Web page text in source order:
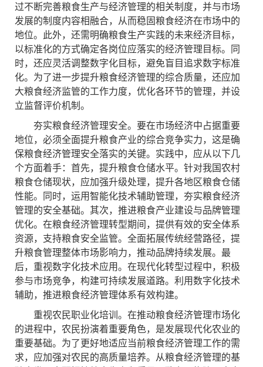
过不断完善粮食生产与经济管理的相关制度，并与市场
发展的制度内容相融合，从而稳固粮食经济在市场中的
地位。此外，还需明确粮食生产实践的未来经济目标，
以标准化的方式确定各岗位应落实的经济管理目标。同
时，还应灵活调整数字化目标，避免盲目追求数字标准
化。为了进一步提升粮食经济管理的综合质量，还应加
大粮食经济监管的工作力度，优化各环节的管理，并设
立监督评价机制。
夯实粮食经济管理安全。要在市场经济中占据重要
地位，必须全面提升粮食产业的综合竞争实力，这是确
保粮食经济管理安全落实的关键。实践中，应从以下几
个方面着手：首先，提升粮食仓储水平。针对我国农村
粮食仓储现状，应加强升级处理，提升各地区粮食仓储
性能。同时，运用智能化技术辅助管理，夯实粮食经济
管理的安全基础。其次，推进粮食产业建设与品牌管理
优化。在粮食经济管理转型期间，提供有效的安全体系
资源，支持粮食安全监管。全面拓展传统经营路径，提
升粮食管理整体市场影响力，推动品牌持续发展。最
后，重视数字化技术应用。在现代化转型过程中，积极
参与市场竞争，构建可持续发展道路。利用数字化技术
辅助，推进粮食经济管理体系有效构建。
重视农民职业化培训。在推动粮食经济管理市场化
的进程中，农民扮演着重要角色，是发展现代化农业的
重要基础。为了更好地适应当前粮食经济管理工作的需
求，应加强对农民的高质量培养。从粮食经济管理的基